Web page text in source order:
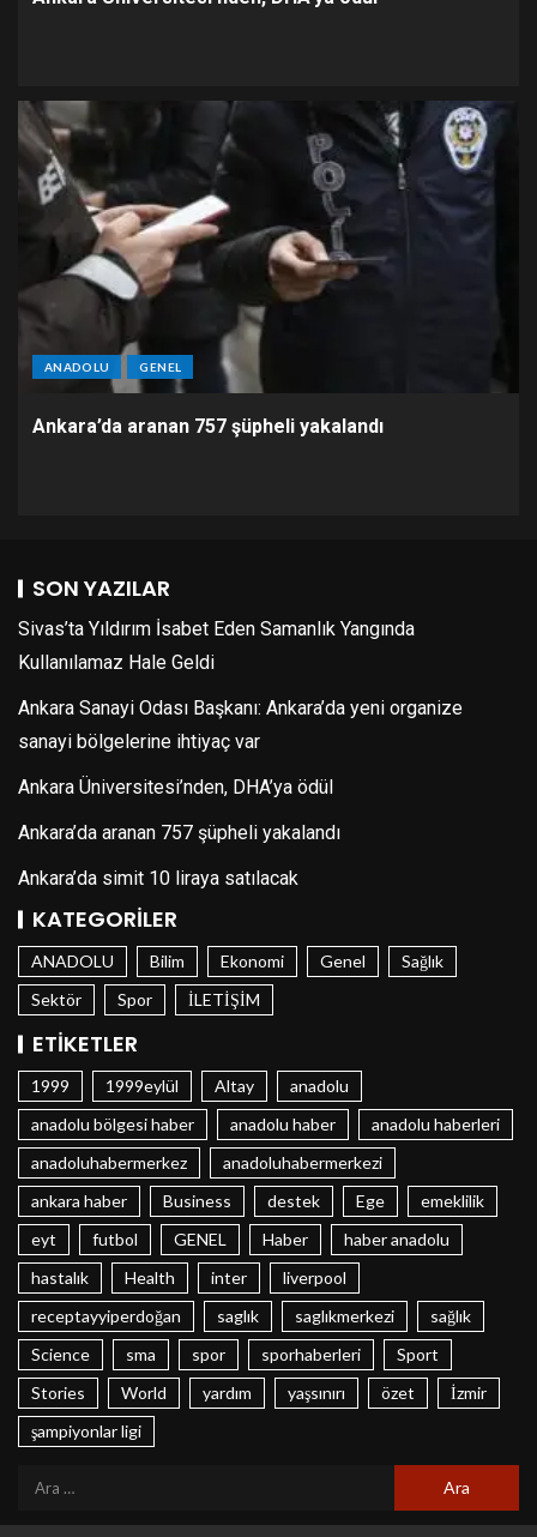
ANADOLU GENEL
Ankara’da aranan 757 şüpheli yakalandı
SON YAZILAR
Sivas’ta Yıldırım İsabet Eden Samanlık Yangında
Kullanılamaz Hale Geldi
Ankara Sanayi Odası Başkanı: Ankara’da yeni organize
sanayi bölgelerine ihtiyaç var
Ankara Üniversitesi’nden, DHA’ya ödül
Ankara’da aranan 757 şüpheli yakalandı
Ankara’da simit 10 liraya satılacak
KATEGORILER
ANADOLU Bilim Ekonomi Genel
Sağlık
Sektör
Spor İLETİŞİM
ETIKETLER
1999 1999eylül Altay
anadolu
anadolu bölgesi haber
anadolu haber
anadolu haberleri
anadoluhabermerkez
anadoluhabermerkezi
ankara haber
Business destek Ege
emeklilik
eyt
futbol GENEL Haber
haber anadolu
hastalık
Health inter
liverpool
receptayyiperdoğan
saglık saglıkmerkezi
sağlık
Science
sma spor sporhaberleri
Sport
Stories
World yardım yaşsınırı özet
İzmir
şampiyonlar ligi